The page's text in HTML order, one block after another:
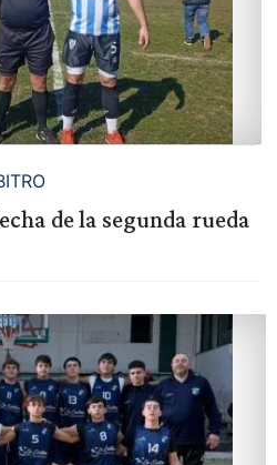
de la segunda rueda